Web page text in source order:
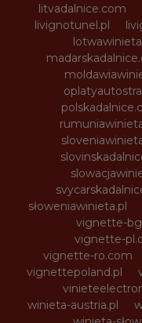
litvadalnice.com
livignotunel.pl
słoweniawinieta.pl
vignette-
vignette-
vignette-ro.com
vignettepoland.pl
winieta-austria.pl